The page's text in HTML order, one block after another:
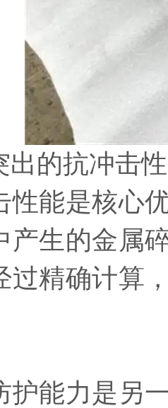
的抗冲击
是核心优
产生的金属
过精确计算
力是另一